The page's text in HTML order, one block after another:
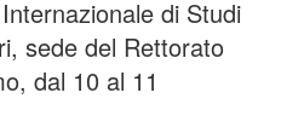
di Studi
sede del Rettorato
dal 10 al 11